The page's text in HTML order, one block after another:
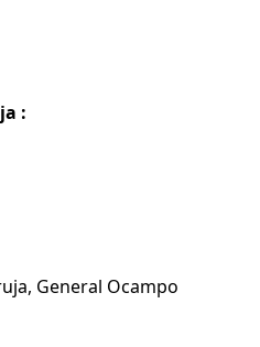
:
General Ocampo